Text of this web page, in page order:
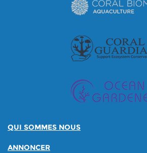
QUI SOMMES NOUS
ANNONCER